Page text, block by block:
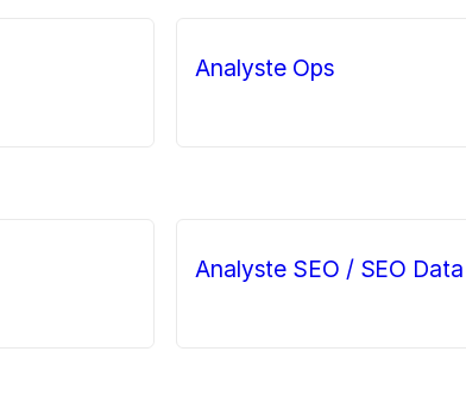
Analyste Ops
Analyste SEO / SEO